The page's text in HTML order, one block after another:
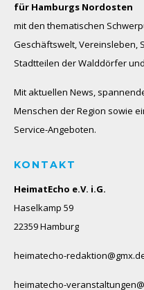
für Hamburgs Nordosten
mit den thematischen
Geschäftswelt, Vereinsleben,
Stadtteilen der Walddörfer
Mit aktuellen News,
Menschen der Region sowie
Service-Angeboten.
KONTAKT
HeimatEcho e.V. i.G.
Haselkamp 59
22359 Hamburg
heimatecho-
heimatecho-